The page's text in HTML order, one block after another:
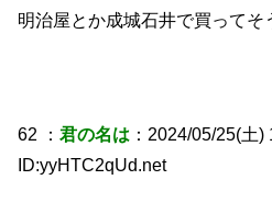
明治屋とか成城石井で買ってそ
62 ：君の名は ：2024/05/25(土
ID:yyHTC2qUd.net